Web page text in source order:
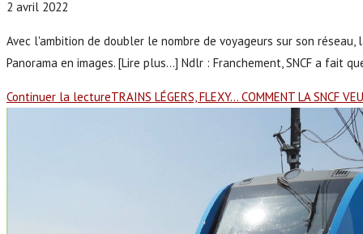
2 avril 2022
Avec l'ambition de doubler le nombre de voyageurs sur son
Panorama en images. [Lire plus...] Ndlr : Franchement, SNCF a fait
Continuer la lectureTRAINS LÉGERS, FLEXY… COMMENT LA SNCF